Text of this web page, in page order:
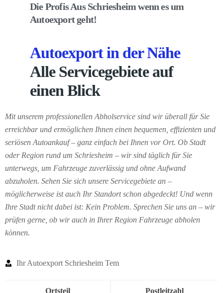
Die Profis Aus Schriesheim wenn es um
Autoexport geht!
Autoexport in der Nähe
Alle Servicegebiete auf
einen Blick
Mit unserem professionellen Abholservice sind wir überall für Sie
erreichbar und ermöglichen Ihnen einen bequemen, effizienten und
seriösen Autoankauf – ganz einfach bei Ihnen vor Ort. Ob Stadt
oder Region rund um Schriesheim – wir sind täglich für Sie
unterwegs, um Fahrzeuge zuverlässig und ohne Aufwand
abzuholen. Sehen Sie sich unsere Servicegebiete an –
möglicherweise ist auch Ihr Standort schon abgedeckt! Und wenn
Ihre Stadt nicht dabei ist: Kein Problem. Sprechen Sie uns an – wir
prüfen gerne, ob wir auch in Ihrer Region Fahrzeuge abholen
können.
Ihr Autoexport Schriesheim Tem
Ortsteil Postleitzahl